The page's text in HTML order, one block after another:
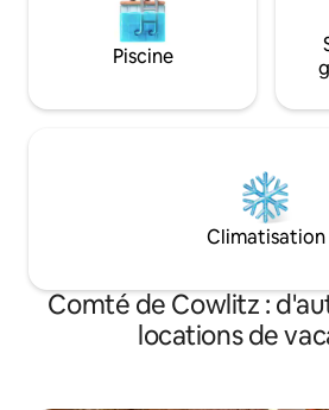
Piscine
Climatisation
Comté de Cowlitz :
locations de